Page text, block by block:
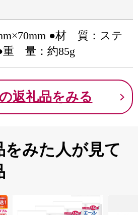
●材 質：ステ
重 量：約85g
返礼品をみる
をみた人が見て